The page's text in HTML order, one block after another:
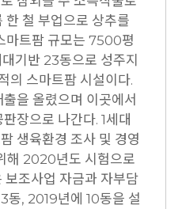
한 철 부업으로 상추를
마트팜 규모는 7500평
기반 23동으로 성주지
의 스마트팜 시설이다.
을 올렸으며 이곳에서
장으로 나간다. 1세대
생육환경 조사 및 경영
해 2020년도 시험으로
보조사업 자금과 자부담
동, 2019년에 10동을 설